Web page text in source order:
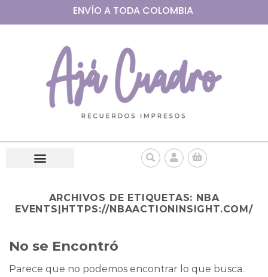
ENVÍO A TODA COLOMBIA
ARCHIVOS DE ETIQUETAS: NBA
EVENTS|HTTPS://NBAACTIONINSIGHT.COM/
No se Encontró
Parece que no podemos encontrar lo que busca.